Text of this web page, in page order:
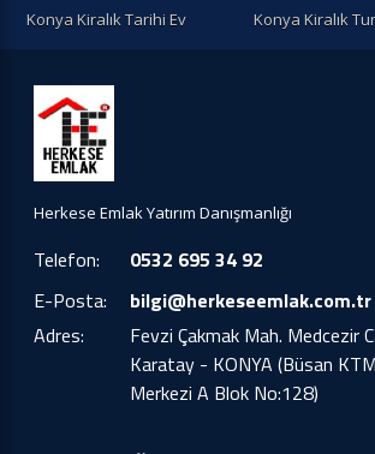
Konya Kiralık Tarihi Ev
Konya Kiralık
Herkese Emlak Yatırım Danışmanlığı
Telefon:
0532 695 34 92
E-Posta:
bilgi@herkeseemlak.com.tr
Adres:
Fevzi Çakmak Mah. Medcezir
Karatay - KONYA (Büsan
Merkezi A Blok No:128)